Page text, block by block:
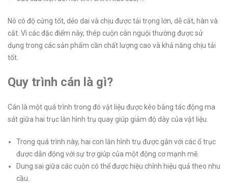
Nó có độ cứng tốt, dẻo dai và chịu được tải trọng lớn, dễ cắt, hàn và
cắt. Vì các đặc điểm này, thép cuộn cán nguội thường được sử
dụng trong các sản phẩm cần chất lượng cao và khả năng chịu tải
tốt.
Quy trình cán là gì?
Cán là một quá trình trong đó vật liệu được kéo bằng tác động ma
sát giữa hai trục lăn hình trụ quay giúp giảm độ dày của vật liệu.
Trong quá trình này, hai con lăn hình trụ được gắn với các ổ trục
được dẫn động với sự trợ giúp của một động cơ mạnh mẽ.
Dung sai giữa các cuộn có thể được hiệu chỉnh hiệu quả theo nhu
cầu.